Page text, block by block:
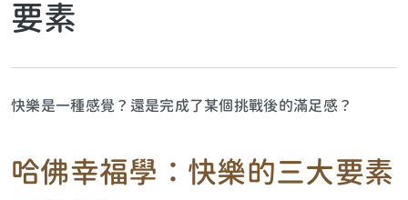
要素
快樂是一種感覺？還是完成了某個挑戰後的滿足感？
哈佛幸福學：快樂的三大要素